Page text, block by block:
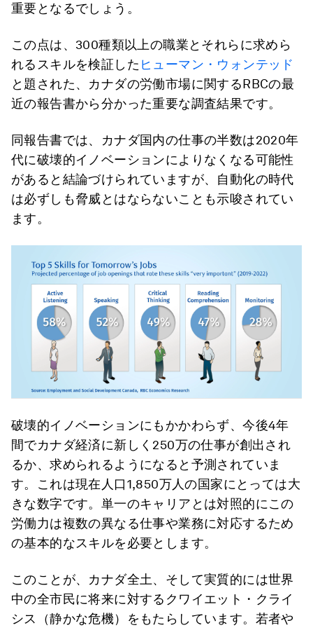
重要となるでしょう。
この点は、300種類以上の職業とそれらに求めら
れるスキルを検証した ヒューマン・ウォンテッド
と題された、カナダの労働市場に関するRBCの最
近の報告書から分かった重要な調査結果です。
同報告書では、カナダ国内の仕事の半数は2020年
代に破壊的イノベーションによりなくなる可能性
があると結論づけられていますが、自動化の時代
は必ずしも脅威とはならないことも示唆されてい
ます。
破壊的イノベーションにもかかわらず、今後4年
間でカナダ経済に新しく250万の仕事が創出され
るか、求められるようになると予測されていま
す。これは現在人口1,850万人の国家にとっては大
きな数字です。単一のキャリアとは対照的にこの
労働力は複数の異なる仕事や業務に対応するため
の基本的なスキルを必要とします。
このことが、カナダ全土、そして実質的には世界
中の全市民に将来に対するクワイエット・クライ
シス（静かな危機）をもたらしています。若者や